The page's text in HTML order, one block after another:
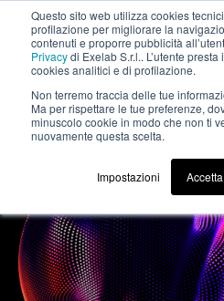
Questo sito web utilizza cookies
profilazione per migliorare la
contenuti e proporre pubblicità
Privacydi Exelab S.r.l.. L’utente
cookies analitici e di profilazione.
Non terremo traccia delle tue
Ma per rispettare le tue preferenze,
minuscolo cookie in modo che non ti
nuovamente questa scelta.
Impostazioni Accetta
Innovation